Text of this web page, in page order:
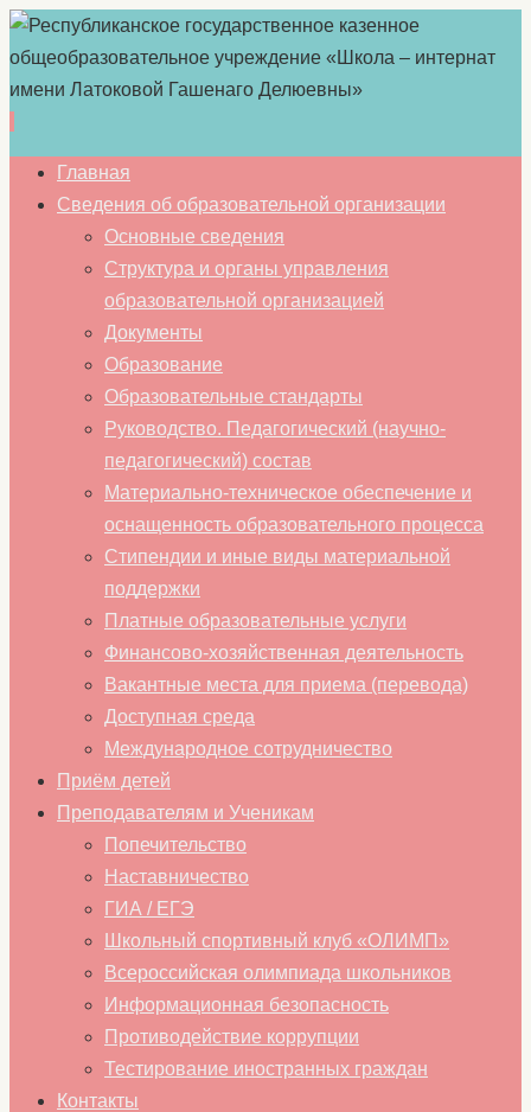
Перейти
содержимому
Главная
Сведения об образовательной организации
Основные сведения
Структура и органы управления
образовательной организацией
Документы
Образование
Образовательные стандарты
Руководство. Педагогический (научно-
педагогический) состав
Материально-техническое обеспечение и
оснащенность образовательного процесса
Стипендии и иные виды материальной
поддержки
Платные образовательные услуги
Финансово-хозяйственная деятельность
Вакантные места для приема (перевода)
Доступная среда
Международное сотрудничество
Приём детей
Преподавателям и Ученикам
Попечительство
Наставничество
ГИА / ЕГЭ
Школьный спортивный клуб «ОЛИМП»
Всероссийская олимпиада школьников
Информационная безопасность
Противодействие коррупции
Тестирование иностранных граждан
Контакты